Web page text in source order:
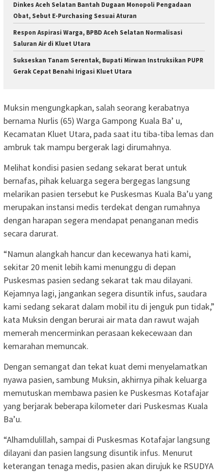
Dinkes Aceh Selatan Bantah Dugaan Monopoli Pengadaan
Obat, Sebut E-Purchasing Sesuai Aturan
Respon Aspirasi Warga, BPBD Aceh Selatan Normalisasi
Saluran Air di Kluet Utara
Sukseskan Tanam Serentak, Bupati Mirwan Instruksikan PUPR
Gerak Cepat Benahi Irigasi Kluet Utara
Muksin mengungkapkan, salah seorang kerabatnya
bernama Nurlis (65) Warga Gampong Kuala Ba’ u,
Kecamatan Kluet Utara, pada saat itu tiba-tiba lemas dan
ambruk tak mampu bergerak lagi dirumahnya.
Melihat kondisi pasien sedang sekarat berat untuk
bernafas, pihak keluarga segera bergegas langsung
melarikan pasien tersebut ke Puskesmas Kuala Ba’u yang
merupakan instansi medis terdekat dengan rumahnya
dengan harapan segera mendapat penanganan medis
secara darurat.
“Namun alangkah hancur dan kecewanya hati kami,
sekitar 20 menit lebih kami menunggu di depan
Puskesmas pasien sedang sekarat tak mau dilayani.
Kejamnya lagi, jangankan segera disuntik infus, saudara
kami sedang sekarat dalam mobil itu di jenguk pun tidak,”
kata Muksin dengan berurai air mata dan rawut wajah
memerah mencerminkan perasaan kekecewaan dan
kemarahan memuncak.
Dengan semangat dan tekat kuat demi menyelamatkan
nyawa pasien, sambung Muksin, akhirnya pihak keluarga
memutuskan membawa pasien ke Puskesmas Kotafajar
yang berjarak beberapa kilometer dari Puskesmas Kuala
Ba’u.
“Alhamdulillah, sampai di Puskesmas Kotafajar langsung
dilayani dan pasien langsung disuntik infus. Menurut
keterangan tenaga medis, pasien akan dirujuk ke RSUDYA